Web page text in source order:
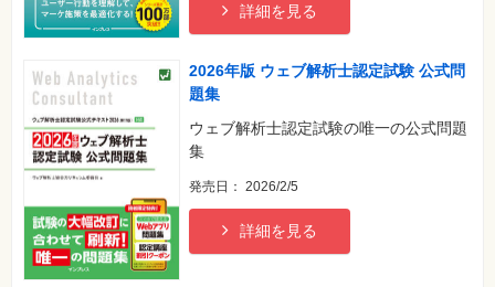
味・
素
自
作・
パ
ソ
コ
ン・
ビ
ー
詳細を見る
2026年版 ウェブ解析士認定試験 公式問
題集
ウェブ解析士認定試験の唯一の公式問題
集
発売日： 2026/2/5
詳細を見る